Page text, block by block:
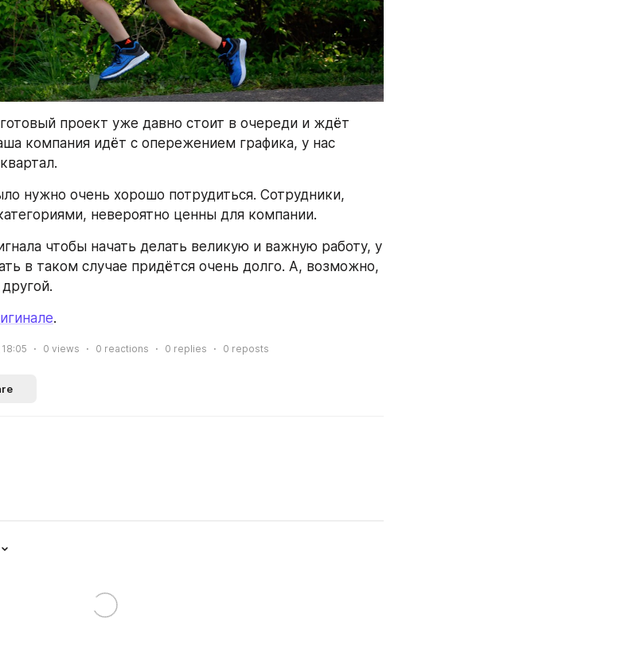
проект уже давно стоит в очереди и ждёт
компания идёт с опережением графика, у нас
нужно очень хорошо потрудиться. Сотрудники,
невероятно ценны для компании.
чтобы начать делать великую и важную работу, у
в таком случае придётся очень долго. А, возможно,
.
0 views 0 reactions 0 replies 0 reposts